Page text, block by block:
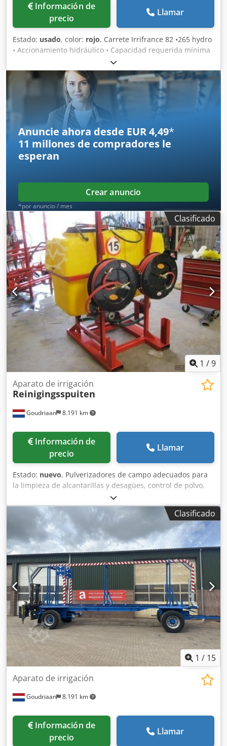
Información de
precio
Llamar
Estado: usado, color: rojo, Carrete Irrifrance 82 •265 hydro
• Accionamiento hidráulico • Capacidad requerida mínima
de 40 m³/h • Diámetro de la manguera 82 mm • Longitud
265 metros • Accionamiento por turbina • Corona giratoria
• Carro de riego con cañón Estado: Usado Crsdpfx Aoyaw A
Anuncie ahora desde EUR 4,49*
11 millones de compradores le
esperan
Crear anuncio
*por anuncio / mes
Clasificado
1 /9
Goudriaan 8.191 km
Aparato de irrigación
Reinigingsspuiten
Información de
precio
Llamar
Estado: nuevo, Pulverizadores de campo adecuados para
la limpieza de alcantarillas y desagües, control de polvo,
etc. sobre y unido a la construcción con toma de fuerza o
hidráulica. conducir. Adecuado para uso en tractores,
palas, carretillas elevadoras, etc. Cjdpfx Aisygnvxjqjrf
¡Completamente adaptado a su aplicación! Condición:
Nuevo
Clasificado
1 / 15
Goudriaan 8.191 km
Aparato de irrigación
Información de
precio
Llamar